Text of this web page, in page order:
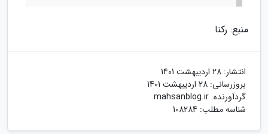
منبع: رکنا
انتشار: 28 اردیبهشت 1401
بروزرسانی: 28 اردیبهشت 1401
گردآورنده: mahsanblog.ir
شناسه مطلب: 108284